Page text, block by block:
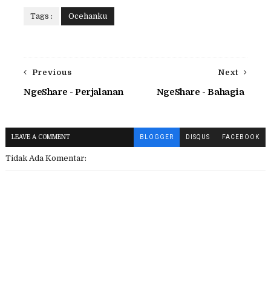
Tags : Ocehanku
Next
NgeShare - Bahagia
Previous
NgeShare - Perjalanan
LEAVE A COMMENT BLOGGER DISQUS FACEBOOK
Tidak Ada Komentar: